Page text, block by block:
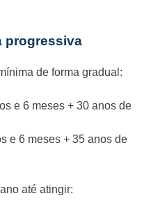
progressiva
de forma gradual:
e 6 meses + 30 anos de
e 6 meses + 35 anos de
até atingir: